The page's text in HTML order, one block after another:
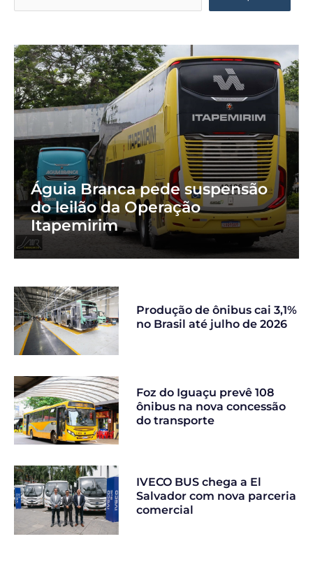
Águia Branca pede suspensão
do leilão da Operação
Itapemirim
Produção de ônibus cai 3,1%
no Brasil até julho de 2026
Foz do Iguaçu prevê 108
ônibus na nova concessão
do transporte
IVECO BUS chega a El
Salvador com nova parceria
comercial